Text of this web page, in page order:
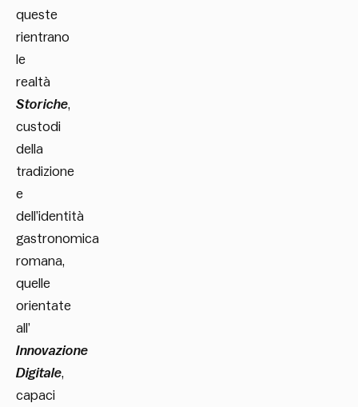
queste
rientrano
le
realtà
Storiche,
custodi
della
tradizione
e
dell’identità
gastronomica
romana,
quelle
orientate
all’
Innovazione
Digitale,
capaci